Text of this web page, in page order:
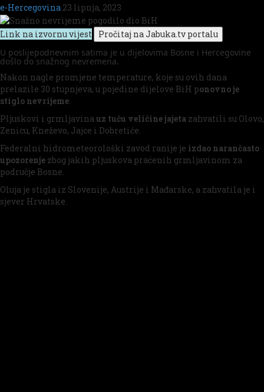
e-Hercegovina 23 lipnja, 2023
Link na izvornu vijest
U poslijepodnevnim satima je u dijelovima Bosne i Hercegovine
došlo do snažnog nevremena.
Nakon nagle promjene temperature, koje su ovih dana
prelazile 30 stupnjeva, u pojedine dijelove BiH ponovno je
stiglo nevrijeme
Pljuskovi i grmljavina uz tuču veličine jajeta zahvatili su Olovo,
Zenicu, Kneževo, Jajce i Dobretiće.
Federalni hidrometeorološki zavod ranije je izdao narančasto
upozorenje zbog jakih pljuskova praćenih grmljavinom za
područje Bosne.
Oluja je stigla iz Slovenije, Austrije i Mađarske, a zahvatila je i
sjever Hrvatske.